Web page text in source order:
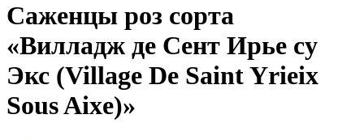
Cаженцы роз сорта
«Вилладж де Сент Ирье су
Экс (Village De Saint Yrieix
Sous Aixe)»